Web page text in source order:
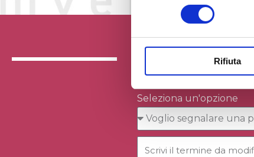
Rifiuta
Seleziona un'opzione